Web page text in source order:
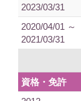
2023/03/31
2020/04/01 ～
2021/03/31
資格・免許